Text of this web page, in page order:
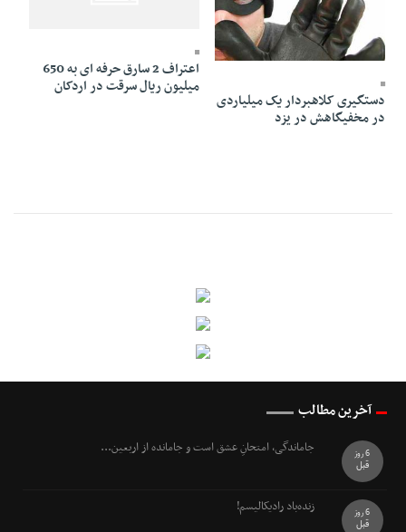
25 Dey 1394 - 00:38
دستگیری کلاهبردار یک میلیاردی
در مخفیگاهش در یزد
اعتراف 2 سارق حرفه ای به 650
میلیون ریال سرقت در اردکان
آخرین مطالب
جاماندگی، امتحانِ عشق است و جامانده از اربعین...
6 روز
قبل
زنده‌باد رادیکالیسم!
6 روز
قبل